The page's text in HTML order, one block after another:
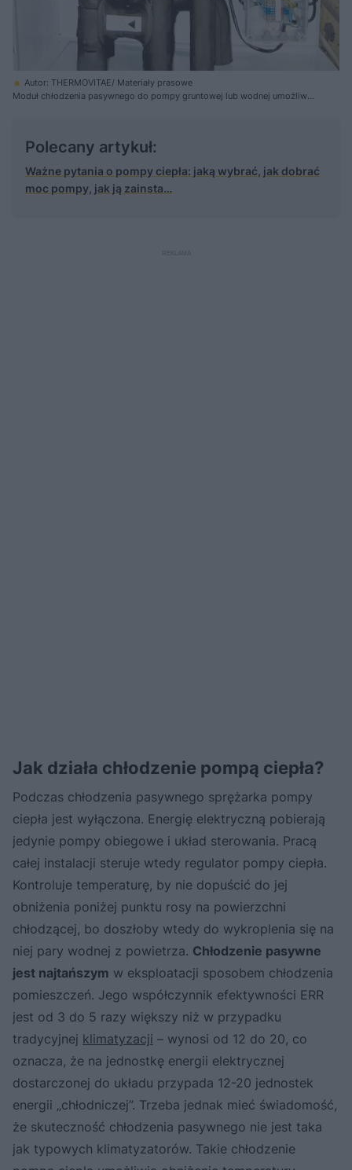
Autor: THERMOVITAE/ Materiały prasowe
Moduł chłodzenia pasywnego do pompy gruntowej lub wodnej umożliwia
Polecany artykuł:
Ważne pytania o pompy ciepła: jaką wybrać, jak dobrać
moc pompy, jak ją zainsta…
Jak działa chłodzenie pompą ciepła?
Podczas chłodzenia pasywnego sprężarka pompy
ciepła jest wyłączona. Energię elektryczną pobierają
jedynie pompy obiegowe i układ sterowania. Pracą
całej instalacji steruje wtedy regulator pompy ciepła.
Kontroluje temperaturę, by nie dopuścić do jej
obniżenia poniżej punktu rosy na powierzchni
chłodzącej, bo doszłoby wtedy do wykroplenia się na
niej pary wodnej z powietrza. Chłodzenie pasywne
jest najtańszym w eksploatacji sposobem chłodzenia
pomieszczeń. Jego współczynnik efektywności ERR
jest od 3 do 5 razy większy niż w przypadku
tradycyjnej klimatyzacji – wynosi od 12 do 20, co
oznacza, że na jednostkę energii elektrycznej
dostarczonej do układu przypada 12-20 jednostek
energii „chłodniczej”. Trzeba jednak mieć świadomość,
że skuteczność chłodzenia pasywnego nie jest taka
jak typowych klimatyzatorów. Takie chłodzenie